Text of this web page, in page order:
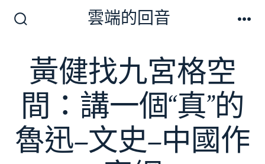
切
換
開
關
雲端的回音
黃健找九宮格空
間：講一個“真”的
魯迅–文史–中國作